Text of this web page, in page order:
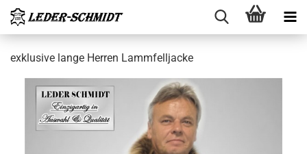
ex­klu­si­ve lange Her­ren Lamm­fell­ja­cke